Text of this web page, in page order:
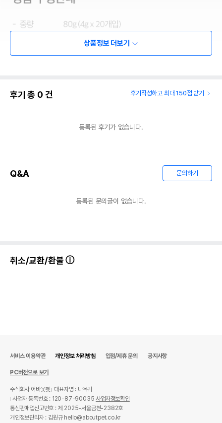
상품정보 더보기
후기 총 0 건 후기작성하고 최대 150점 받기
등록된 후기가 없습니다.
Q&A 문의하기
등록된 문의글이 없습니다.
취소/교환/환불
서비스 이용약관 개인정보 처리방침 입점/제휴 문의 공지사항
PC버전으로 보기
주식회사 어바웃펫
대표자명 : 나옥귀
사업자 등록번호 : 120-87-90035사업자정보확인
통신판매업신고번호 : 제 2025-서울금천-2382호
개인정보관리자 : 김원규 hello@aboutpet.co.kr